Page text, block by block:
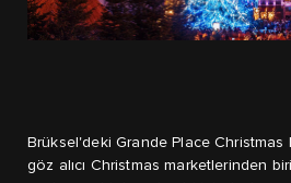
Brüksel'deki Grande Place Christmas
göz alıcı Christmas marketlerinden